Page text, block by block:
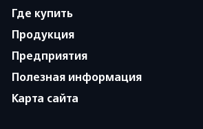
Где купить
Продукция
Предприятия
Полезная информация
Карта сайта